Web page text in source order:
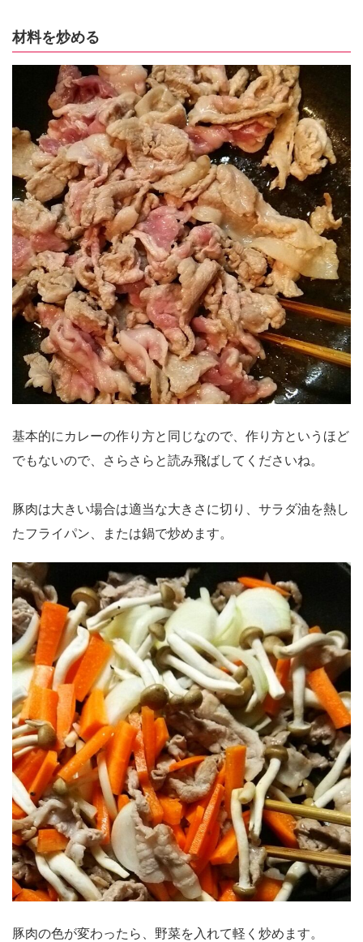
てよければ・・・ そんな全てを叶えられたら皆が
クリームコロッケをもっとご家庭で作れる筈☆ そ
んな気持ちから出来た油揚げを使ったクリームコ
ロッケです。 ソースも固めず、衣の用意もせず
に、油も使いません。 袋を裏返したら、そのまま
グリルやトースターで焼くだけなので、洗い物も
少なく飛び散りも少ないのでお掃除も楽チンで
す。冷めても温めればサクサクが戻ってきます。
油を使わないのでカロリーまで低いし、油揚げの
食感。意外とはまります。 サクサクの油揚げにと
ろーりクリーム。上に蟹をトッピングしてハーブ
を一緒に添えて頂いても美味しいです。熱々なの
で火傷しない様に気を付けてお召し上がり下さ
い。 カロリーも控えめで、油揚げに詰めるだけな
ので工程が簡単。特にすし揚げはいなり寿司を作
ることを前提に作られているので袋状にするのも
簡単ですし、大きさもちょうどよくとても使い易
いのでお勧めです。 今回は年末で蟹の身を使いま
したが、勿論缶詰めでも結構ですし、コーンなど
親しみやすい具材を使って頂いたり、グラタンを
す。 一気に焼いてしまえるので、皆さん揃って
「いただきます」が出来ちゃいます。 是非揚げな
ことで旨味が凝縮したサクサクの食感に仕上がる
のです。うどんにのせても絶対美味しいなっと思
ったのですが、今回はヘルシーにもやしときゅう
りと一緒にサラダにしてみました。 じっくり炒め
て合わせ調味料で絡めるだけの簡単レシピ！！温
かいうどんにも、サラダのトッピングにも、焼き
うどんにも美味しいヘルシー肉みそ。新しい食感
に出会ってみませんか？ 今回はコチュジャンを使
用しましたが辛いのが苦手な方は甜麺醤（テンメ
ンジャン）に置き換えて作って頂いてもOKです。
その場合甜麺醤（テンメンジャン）は甘味が強い
ので少し砂糖を減らして下さい。鶏皮にしっかり
食感があるので噛みごたえがあって、満腹感がア
ップするのでダイエット中のサラダにもお勧めで
す。 材料（2～3人前） 鶏皮 150ｇ 油揚げ 4
枚 ＜合わせ調味料＞ 砂糖 大さじ1杯 みり
ん 大さじ1杯 濃口醤油 大さじ2杯 お
酒 大さじ1杯 コチュジャン 大さじ1杯 ゴ
マ油 大さじ1杯 サラダ材料 もやし 1袋 き
ゅうり 1本 甘酢 大さじ2杯 ※甘酢は作って
できます。 勿論市販の甘酢やすし酢でも結構で
す。 お酢…カップ1/2 砂糖…大さじ3 塩…小さじ
を体験出来て家で作れるなら又作ってみたいなっ
と思いました。節約からスタートした油揚げや厚
ルシーに繋がっている気がします。 楽しく♪美味
しく♪健康に♪そんな方々のお役に少しでも立てた
ら嬉しいです。
材料を炒める
基本的にカレーの作り方と同じなので、作り方というほど
でもないので、さらさらと読み飛ばしてくださいね。
豚肉は大きい場合は適当な大きさに切り、サラダ油を熱し
たフライパン、または鍋で炒めます。
豚肉の色が変わったら、野菜を入れて軽く炒めます。